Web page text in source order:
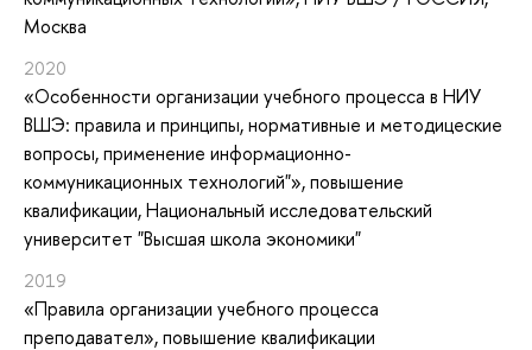
Москва
2020
«Особенности организации учебного процесса в НИУ
ВШЭ: правила и принципы, нормативные и методицеские
вопросы, применение информационно-
коммуникационных технологий"», повышение
квалификации, Национальный исследовательский
университет "Высшая школа экономики"
2019
«Правила организации учебного процесса
преподавател», повышение квалификации